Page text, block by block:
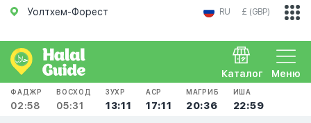
Уолтхем-Форест RU £ (GBP)
Меню
Каталог
ФАДЖР
02:58
ВОСХОД
05:31
ЗУХР
13:11
АСР
17:11
МАГРИБ
20:36
ИША
22:59